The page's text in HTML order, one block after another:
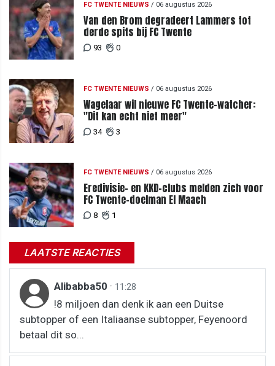
FC TWENTE NIEUWS / 06 augustus 2026
Van den Brom degradeert Lammers tot
derde spits bij FC Twente
93 0
FC TWENTE NIEUWS / 06 augustus 2026
Wagelaar wil nieuwe FC Twente-watcher:
"Dit kan echt niet meer"
34 3
FC TWENTE NIEUWS / 06 augustus 2026
Eredivisie- en KKD-clubs melden zich voor
FC Twente-doelman El Maach
8 1
LAATSTE REACTIES
Alibabba50 · 11:28
!8 miljoen dan denk ik aan een Duitse
subtopper of een Italiaanse subtopper, Feyenoord
betaal dit so...